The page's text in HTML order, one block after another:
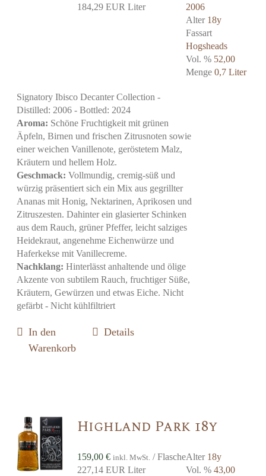
184,29 EUR Liter
2006
Alter 18y
Fassart
Hogsheads
Vol. % 52,00
Menge0,7 Liter
Signatory Ibisco Decanter Collection -
Distilled: 2006 - Bottled: 2024
Aroma: Schöne Fruchtigkeit mit grünen
Äpfeln, Birnen und frischen Zitrusnoten sowie
einer weichen Vanillenote, geröstetem Malz,
Kräutern und hellem Holz.
Geschmack:Vollmundig, cremig-süß und
würzig präsentiert sich ein Mix aus gegrillter
Ananas mit Honig, Nektarinen, Aprikosen und
Zitruszesten. Dahinter ein glasierter Schinken
aus dem Rauch, grüner Pfeffer, leicht salziges
Heidekraut, angenehme Eichenwürze und
Haferkekse mit Vanillecreme.
Nachklang: Hinterlässt anhaltende und ölige
Akzente von subtilem Rauch, fruchtiger Süße,
Kräutern, Gewürzen und etwas Eiche. Nicht
gefärbt - Nicht kühlfiltriert
In den
Warenkorb
Details
Highland Park 18y
159,00€ inkl. MwSt. / Flasche
227,14 EUR Liter
Alter 18y
Vol. %43,00